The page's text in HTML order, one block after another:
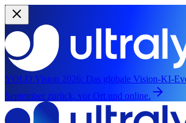
YOLO Vision 2026: Das globale Vision-KI-
September zurück, vor Ort und online.